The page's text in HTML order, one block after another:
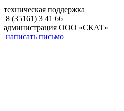
техническая поддержка
8 (35161) 3 41 66
администрация ООО «СКАТ»
написать письмо